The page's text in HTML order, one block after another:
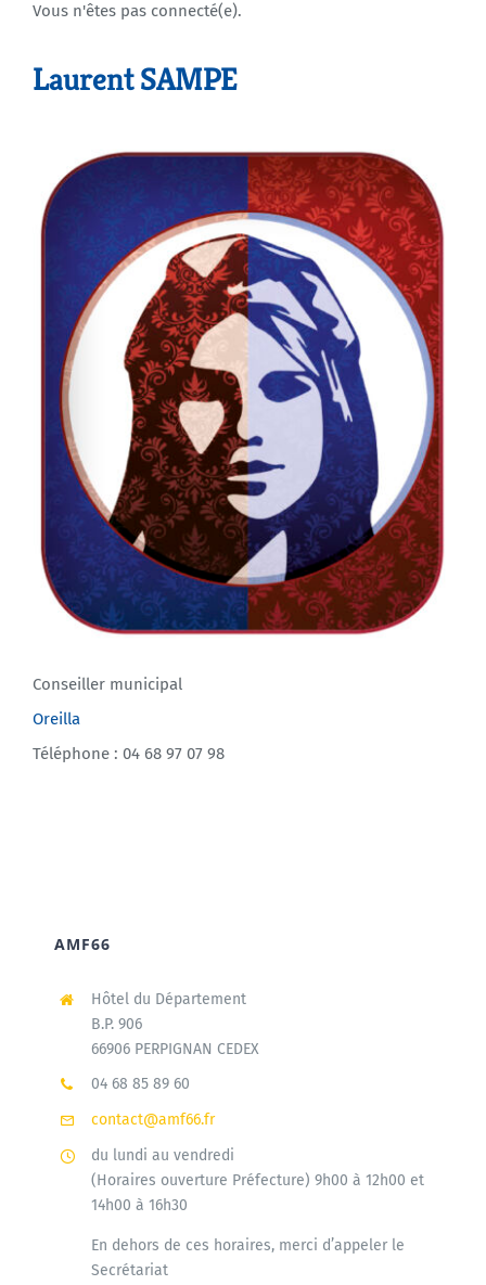
Agenda
Vous n'êtes pas connecté(e).
Laurent SAMPE
Conseiller municipal
Oreilla
Téléphone : 04 68 97 07 98
AMF66
Hôtel du Département
B.P. 906
66906 PERPIGNAN CEDEX
04 68 85 89 60
contact@amf66.fr
du lundi au vendredi
(Horaires ouverture Préfecture) 9h00 à 12h00 et
14h00 à 16h30
En dehors de ces horaires, merci d’appeler le
Secrétariat